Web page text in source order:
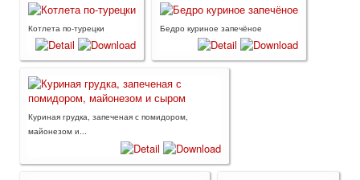
Котлета по-турецки Бедро куриное запечёное
Куриная грудка, запеченая с помидором,
майонезом и...